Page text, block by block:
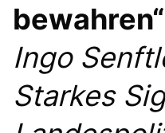
bewahren“
Ingo
Starkes